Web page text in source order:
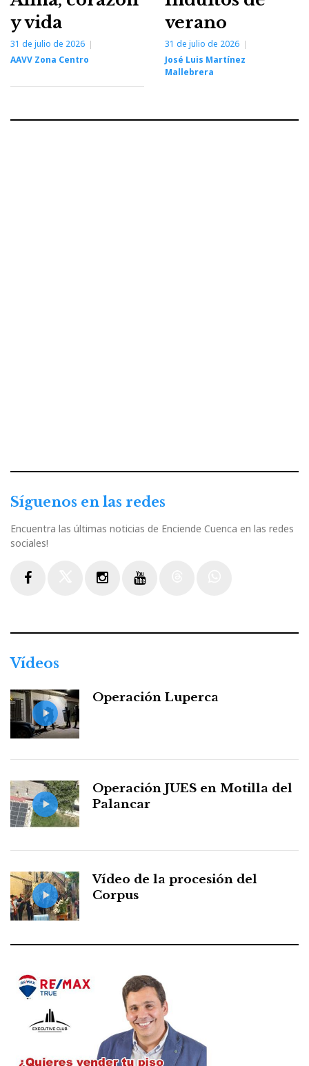
y vida
31 de julio de 2026
AAVV Zona Centro
verano
31 de julio de 2026
José Luis Martínez
Mallebrera
Síguenos en las redes
Encuentra las últimas noticias de Enciende Cuenca en las redes
sociales!
Vídeos
Operación Luperca
Operación JUES en Motilla del
Palancar
Vídeo de la procesión del
Corpus